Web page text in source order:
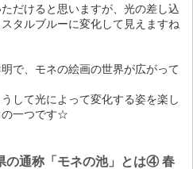
だけると思いますが、光の差し込
タルブルーに変化して見えますね
で、モネの絵画の世界が広がって
して光によって変化する姿を楽し
の一つです☆
の通称「モネの池」とは④ 春